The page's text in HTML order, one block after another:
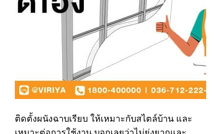
ติดตั้งผนังฉาบเรียบ ให้เหมาะกับสไตล์บ้าน และ